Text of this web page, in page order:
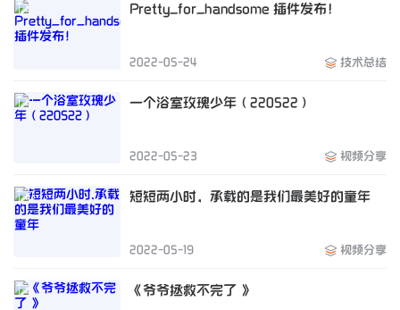
Pretty_for_handsome 插件发布！
2022-05-24 技术总结
一个浴室玫瑰少年（220522）
2022-05-23 视频分享
短短两小时，承载的是我们最美好的童年
2022-05-19 视频分享
《爷爷拯救不完了 》